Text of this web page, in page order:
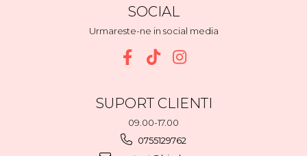
SOCIAL
Urmareste-ne in social media
SUPORT CLIENTI
09.00-17.00
0755129762